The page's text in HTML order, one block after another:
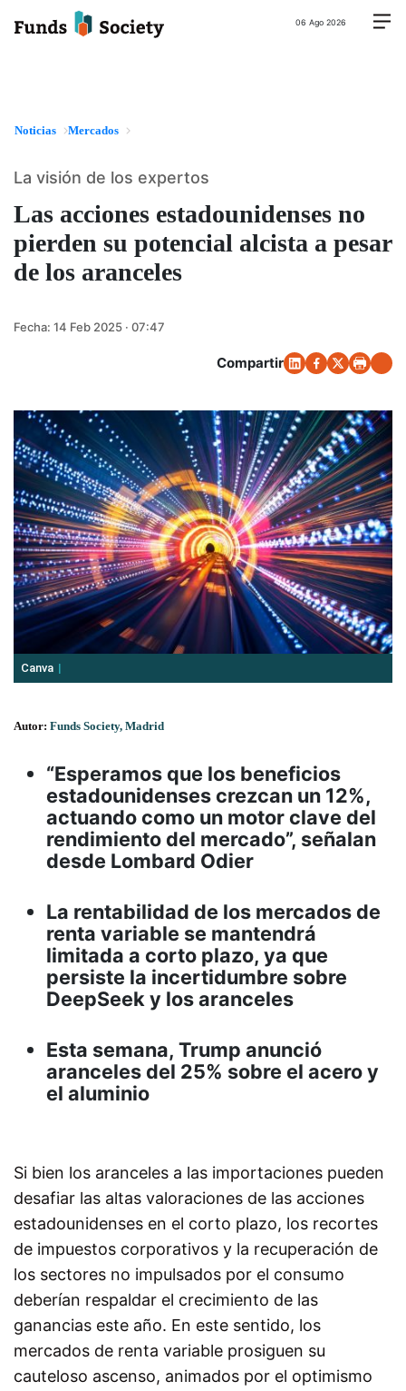
06 Ago 2026
Noticias Mercados
Las acciones estadounidenses no
pierden su potencial alcista a pesar
de los aranceles
La visión de los expertos
Fecha: 14 Feb 2025 · 07:47
Compartir
Canva
Autor: Funds Society, Madrid
“Esperamos que los beneficios
estadounidenses crezcan un 12%,
actuando como un motor clave del
rendimiento del mercado”, señalan
desde Lombard Odier
La rentabilidad de los mercados de
renta variable se mantendrá
limitada a corto plazo, ya que
persiste la incertidumbre sobre
DeepSeek y los aranceles
Esta semana, Trump anunció
aranceles del 25% sobre el acero y
el aluminio
Si bien los aranceles a las importaciones pueden
desafiar las altas valoraciones de las acciones
estadounidenses en el corto plazo, los recortes
de impuestos corporativos y la recuperación de
los sectores no impulsados por el consumo
deberían respaldar el crecimiento de las
ganancias este año. En este sentido, los
mercados de renta variable prosiguen su
cauteloso ascenso, animados por el optimismo